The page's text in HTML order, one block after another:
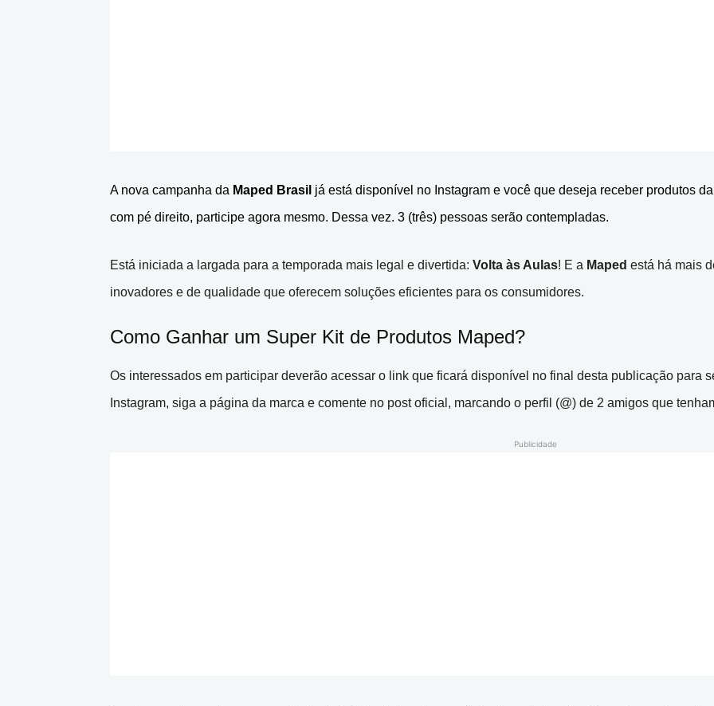
A nova campanha da Maped Brasil já está disponível no Instagram e você que deseja receber produtos
com pé direito, participe agora mesmo. Dessa vez. 3 (três) pessoas serão contempladas.
Está iniciada a largada para a temporada mais legal e divertida: Volta às Aulas! E a Maped está há mais
inovadores e de qualidade que oferecem soluções eficientes para os consumidores.
Como Ganhar um Super Kit de Produtos Maped?
Os interessados em participar deverão acessar o link que ficará disponível no final desta publicação para
Instagram, siga a página da marca e comente no post oficial, marcando o perfil (@) de 2 amigos que
Publicidade